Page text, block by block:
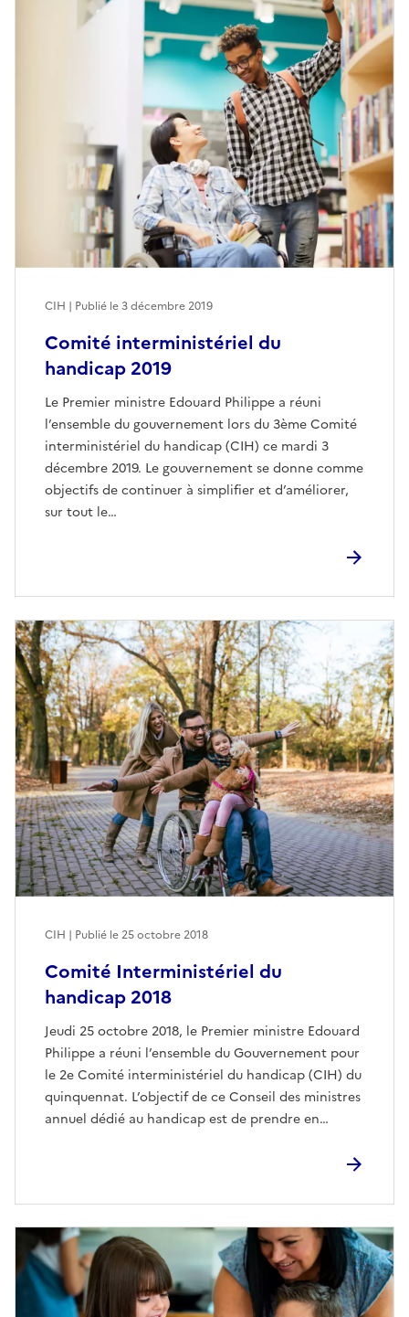
Comité interministériel du
handicap 2019
Le Premier ministre Edouard Philippe a réuni
l’ensemble du gouvernement lors du 3ème Comité
interministériel du handicap (CIH) ce mardi 3
décembre 2019. Le gouvernement se donne comme
objectifs de continuer à simplifier et d’améliorer,
sur tout le…
CIH | Publié le3 décembre 2019
Comité Interministériel du
handicap 2018
Jeudi 25 octobre 2018, le Premier ministre Edouard
Philippe a réuni l’ensemble du Gouvernement pour
le 2e Comité interministériel du handicap (CIH) du
quinquennat. L’objectif de ce Conseil des ministres
annuel dédié au handicap est de prendre en…
CIH | Publié le25 octobre 2018